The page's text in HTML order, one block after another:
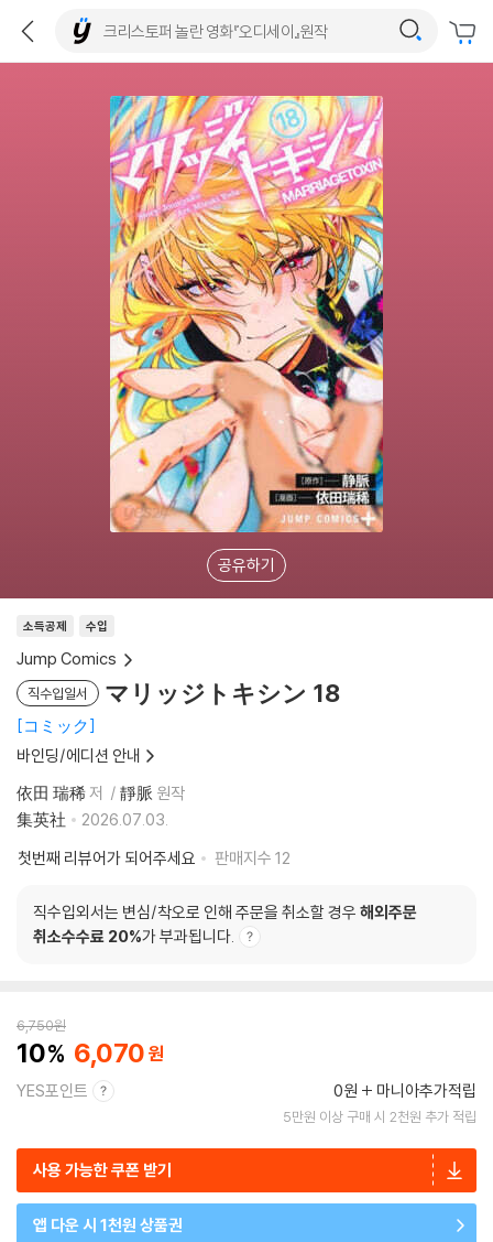
공유하기
소득공제 수입
Jump Comics
직수입일서 マリッジトキシン 18
コミック
바인딩/에디션 안내
依田 瑞稀저 靜脈 원작
集英社
2026.07.03.
첫번째 리뷰어가 되어주세요
판매지수 12
직수입외서는 변심/착오로 인해 주문을 취소할 경우 해외주문
취소수수료 20%가 부과됩니다.
6,750원
10 6,070
YES포인트 0원 마니아추가적립
5만원 이상 구매 시 2천원 추가 적립
사용 가능한 쿠폰 받기
앱 다운 시 1천원 상품권